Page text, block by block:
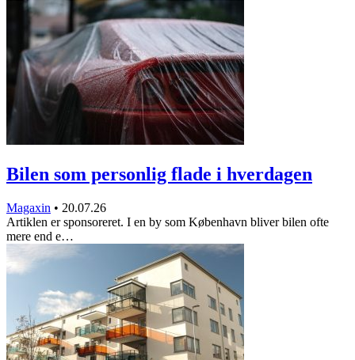
Bilen som personlig flade i hverdagen
Magaxin • 20.07.26
Artiklen er sponsoreret. I en by som København bliver bilen ofte
mere end e…